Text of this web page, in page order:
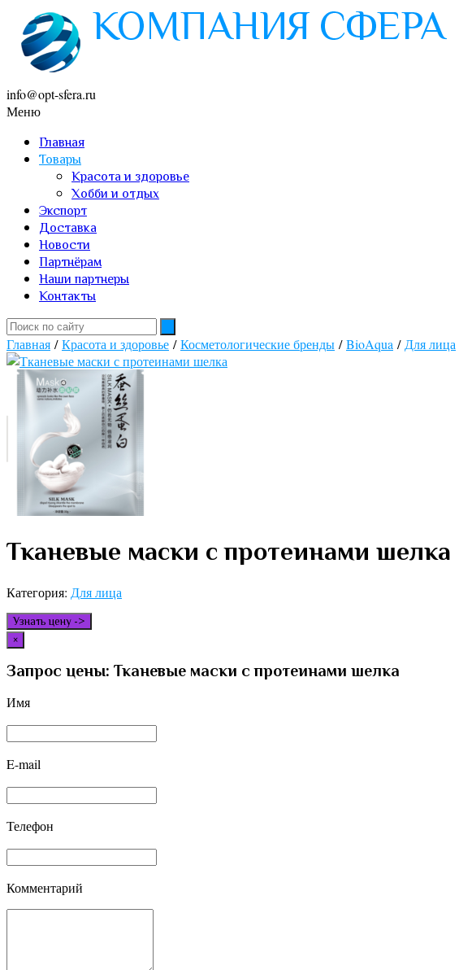
info@opt-sfera.ru
Меню
Главная
Товары
Красота и здоровье
Хобби и отдых
Экспорт
Доставка
Новости
Партнёрам
Наши партнеры
Контакты
Главная /Красота и здоровье /Косметологические бренды /BioAqua / Для лица
Тканевые маски с протеинами шелка
Категория: Для лица
Узнать цену ->
×
Запрос цены: Тканевые маски с протеинами шелка
Имя
E-mail
Телефон
Комментарий